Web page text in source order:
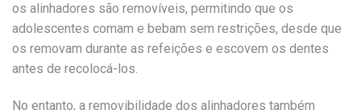
os alinhadores são removíveis, permitindo que os
adolescentes comam e bebam sem restrições, desde que
os removam durante as refeições e escovem os dentes
antes de recolocá-los.
No entanto, a removibilidade dos alinhadores também